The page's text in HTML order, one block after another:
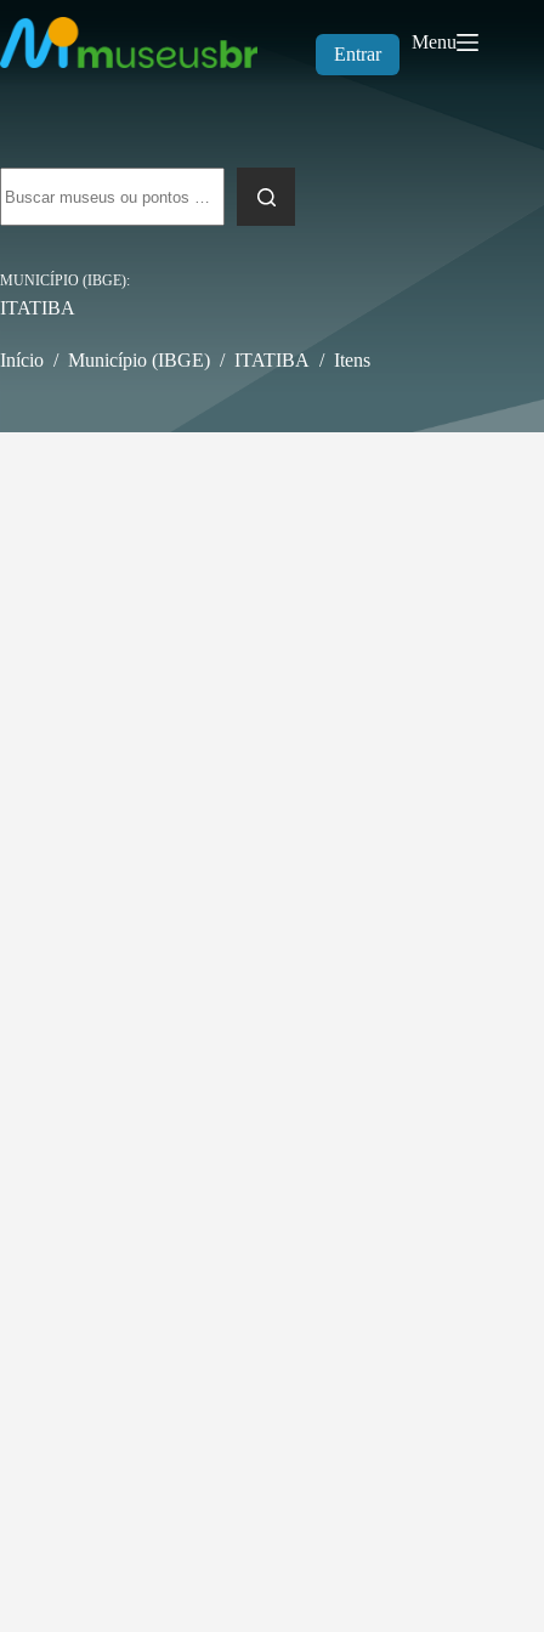
para
o
conteúdo
Entrar
Menu
resultados
MUNICÍPIO (IBGE)
ITATIBA
Início / Município (IBGE) / ITATIBA / Itens